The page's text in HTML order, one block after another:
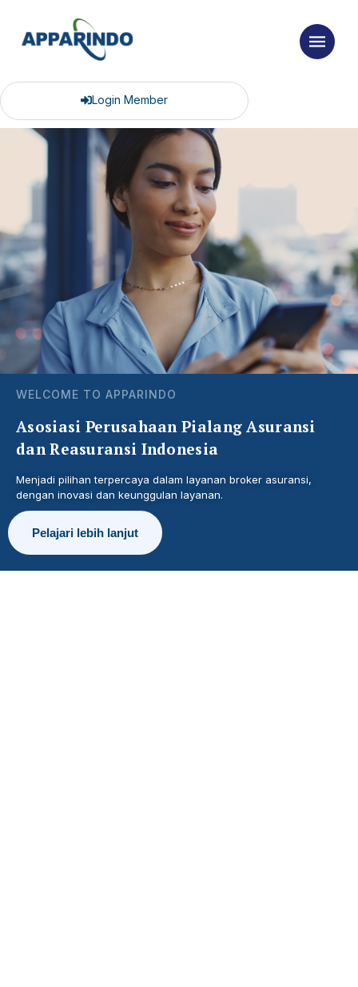
Login Member
WELCOME TO APPARINDO
Asosiasi Perusahaan Pialang Asuransi
dan Reasuransi Indonesia
Menjadi pilihan terpercaya dalam layanan broker asuransi,
dengan inovasi dan keunggulan layanan.
Pelajari lebih lanjut